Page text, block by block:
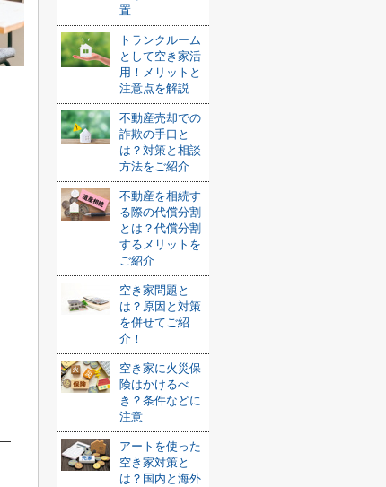
置
トランクルーム
として空き家活
用！メリットと
注意点を解説
不動産売却での
詐欺の手口と
は？対策と相談
方法をご紹介
不動産を相続す
る際の代償分割
とは？代償分割
するメリットを
ご紹介
空き家問題と
は？原因と対策
を併せてご紹
介！
空き家に火災保
険はかけるべ
き？条件などに
注意
アートを使った
空き家対策と
は？国内と海外